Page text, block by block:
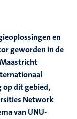
en
geworden in de
op dit gebied,
Network
van UNU-